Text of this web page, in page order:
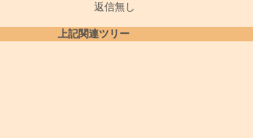
返信無し
上記関連ツリー